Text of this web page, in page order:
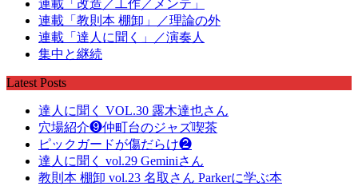
連載「改造／工作／メンテ」
連載「教則本 棚卸」／理論の外
連載「達人に聞く」／演奏人
集中と継続
Latest Posts
達人に聞く VOL.30 露木達也さん
穴場紹介❾仲町台のジャズ喫茶
ピックガードが傷だらけ❷
達人に聞く vol.29 Geminiさん
教則本 棚卸 vol.23 名取さん Parkerに学ぶ本